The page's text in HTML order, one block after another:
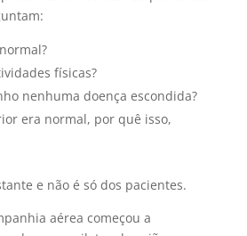
físicas?
nenhuma doença escondida?
era normal, por quê isso,
e não é só dos pacientes.
aérea começou a